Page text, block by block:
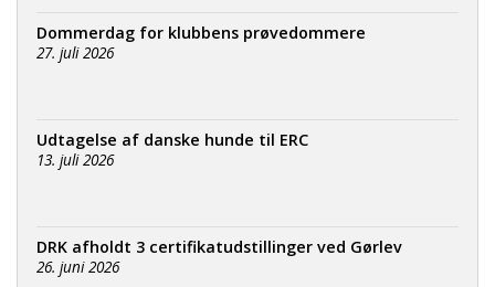
Dommerdag for klubbens prøvedommere
27. juli 2026
Udtagelse af danske hunde til ERC
13. juli 2026
DRK afholdt 3 certifikatudstillinger ved Gørlev
26. juni 2026